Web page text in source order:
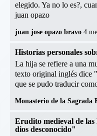
elegido. Ya no lo es?,
juan opazo
juan jose opazo bravo 4
Historias personales
La hija se refiere a una
texto original inglés dice
que se pudo traducir
Monasterio de la Sagrada
Erudito medieval de
dios desconocido"